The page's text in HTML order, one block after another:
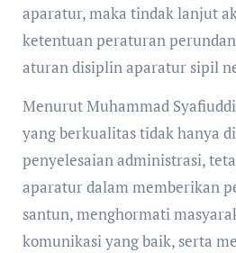
aparatur, maka tindak lanjut
ketentuan peraturan
aturan disiplin aparatur sipil
Menurut Muhammad
yang berkualitas tidak hanya
penyelesaian administrasi,
aparatur dalam memberikan
santun, menghormati
komunikasi yang baik, serta